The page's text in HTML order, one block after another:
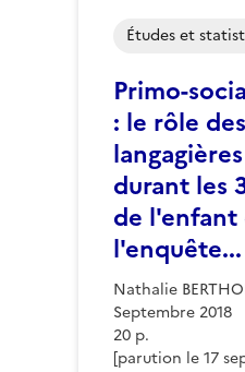
Primo-
: le rôle
durant les
de l'enfant
l'enquête...
Nathalie
Septembre 2018
20 p.
[parution le 17
Études et